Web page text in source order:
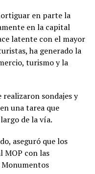
en parte la
en la capital
latente con el mayor
ha generado la
turismo y la
realizaron sondajes y
una tarea que
de la vía.
aseguró que los
MOP con las
Monumentos